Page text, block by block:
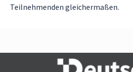
Teilnehmenden gleichermaßen.